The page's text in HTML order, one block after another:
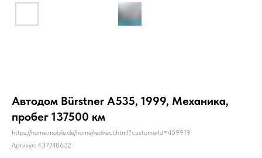
Автодом Bürstner A535, 1999, Механика,
пробег 137500 км
https://home.mobile.de/home/redirect.html?customerId=459919
Артикул: 437740632